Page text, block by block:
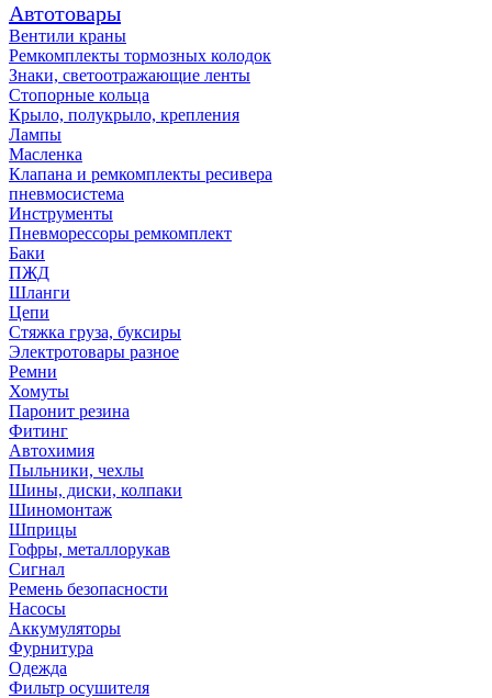
Автотовары
Вентили краны
Ремкомплекты тормозных колодок
Знаки, светоотражающие ленты
Стопорные кольца
Крыло, полукрыло, крепления
Лампы
Масленка
Клапана и ремкомплекты ресивера
пневмосистема
Инструменты
Пневморессоры ремкомплект
Баки
ПЖД
Шланги
Цепи
Стяжка груза, буксиры
Электротовары разное
Ремни
Хомуты
Паронит резина
Фитинг
Автохимия
Пыльники, чехлы
Шины, диски, колпаки
Шиномонтаж
Шприцы
Гофры, металлорукав
Сигнал
Ремень безопасности
Насосы
Аккумуляторы
Фурнитура
Одежда
Фильтр осушителя